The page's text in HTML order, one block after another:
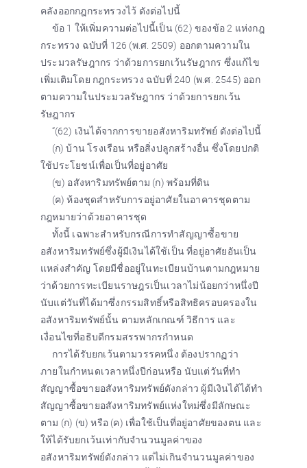
คลังออกกฎกระทรวงไว้ ดังต่อไปนี้
ข้อ 1 ให้เพิ่มความต่อไปนี้เป็น (62) ของข้อ 2 แห่งกฎ
กระทรวง ฉบับที่ 126 (พ.ศ. 2509) ออกตามความใน
ประมวลรัษฎากร ว่าด้วยการยกเว้นรัษฎากร ซึ่งแก้ไข
เพิ่มเติมโดย กฎกระทรวง ฉบับที่ 240 (พ.ศ. 2545) ออก
ตามความในประมวลรัษฎากร ว่าด้วยการยกเว้น
รัษฎากร
“(62) เงินได้จากการขายอสังหาริมทรัพย์ ดังต่อไปนี้
(ก) บ้าน โรงเรือน หรือสิ่งปลูกสร้างอื่น ซึ่งโดยปกติ
ใช้ประโยชน์เพื่อเป็นที่อยู่อาศัย
(ข) อสังหาริมทรัพย์ตาม (ก) พร้อมที่ดิน
(ค) ห้องชุดสำหรับการอยู่อาศัยในอาคารชุดตาม
กฎหมายว่าด้วยอาคารชุด
ทั้งนี้ เฉพาะสำหรับกรณีการทำสัญญาซื้อขาย
อสังหาริมทรัพย์ซึ่งผู้มีเงินได้ใช้เป็น ที่อยู่อาศัยอันเป็น
แหล่งสำคัญ โดยมีชื่ออยู่ในทะเบียนบ้านตามกฎหมาย
ว่าด้วยการทะเบียนราษฎรเป็นเวลาไม่น้อยกว่าหนึ่งปี
นับแต่วันที่ได้มาซึ่งกรรมสิทธิ์หรือสิทธิครอบครองใน
อสังหาริมทรัพย์นั้น ตามหลักเกณฑ์ วิธีการ และ
เงื่อนไขที่อธิบดีกรมสรรพากรกำหนด
การได้รับยกเว้นตามวรรคหนึ่ง ต้องปรากฏว่า
ภายในกำหนดเวลาหนึ่งปีก่อนหรือ นับแต่วันที่ทำ
สัญญาซื้อขายอสังหาริมทรัพย์ดังกล่าว ผู้มีเงินได้ได้ทำ
สัญญาซื้อขายอสังหาริมทรัพย์แห่งใหม่ซึ่งมีลักษณะ
ตาม (ก) (ข) หรือ (ค) เพื่อใช้เป็นที่อยู่อาศัยของตน และ
ให้ได้รับยกเว้นเท่ากับจำนวนมูลค่าของ
อสังหาริมทรัพย์ดังกล่าว แต่ไม่เกินจำนวนมูลค่าของ